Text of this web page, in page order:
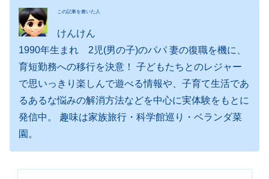
この記事を書いた人
けんけん
1990年生まれ 2児(男の子)のパパ 妻の復職を機に、
育短勤務への移行を決意！ 子どもたちとのレジャー
で思いっきり楽しんで遊べる情報や、子育て生活であ
るあるな悩みの解消方法などを中心に実体験をもとに
発信中。 趣味は家族旅行・科学館巡り・ベランダ菜
園。